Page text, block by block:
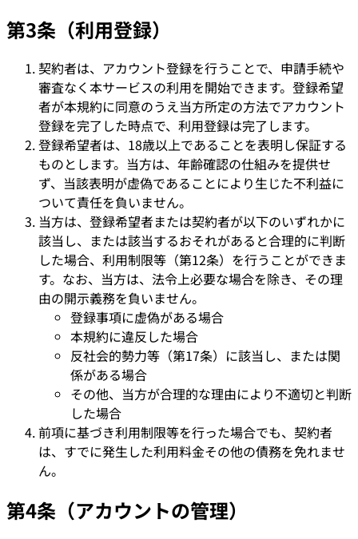
第3条（利用登録）
契約者は、アカウント登録を行うことで、申請手続や
審査なく本サービスの利用を開始できます。登録希望
者が本規約に同意のうえ当方所定の方法でアカウント
登録を完了した時点で、利用登録は完了します。
登録希望者は、18歳以上であることを表明し保証する
ものとします。当方は、年齢確認の仕組みを提供せ
ず、当該表明が虚偽であることにより生じた不利益に
ついて責任を負いません。
当方は、登録希望者または契約者が以下のいずれかに
該当し、または該当するおそれがあると合理的に判断
した場合、利用制限等（第12条）を行うことができま
す。なお、当方は、法令上必要な場合を除き、その理
由の開示義務を負いません。
登録事項に虚偽がある場合
本規約に違反した場合
反社会的勢力等（第17条）に該当し、または関
係がある場合
その他、当方が合理的な理由により不適切と判断
した場合
前項に基づき利用制限等を行った場合でも、契約者
は、すでに発生した利用料金その他の債務を免れませ
ん。
第4条（アカウントの管理）